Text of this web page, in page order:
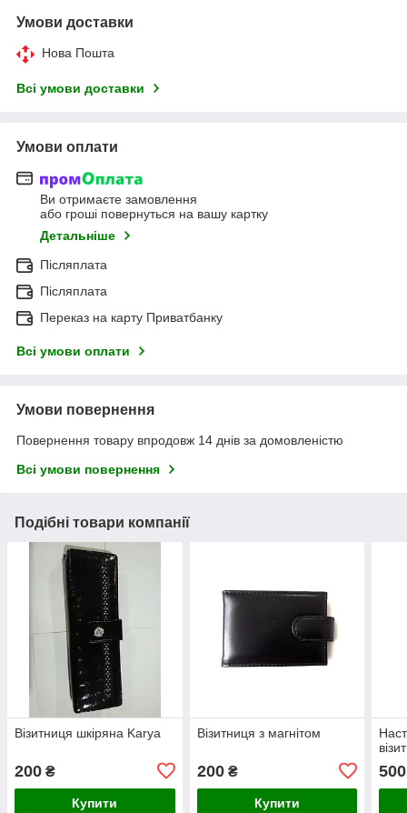
Умови доставки
Нова Пошта
Всі умови доставки
Умови оплати
Ви отримаєте замовлення
або гроші повернуться на вашу картку
Детальніше
Післяплата
Післяплата
Переказ на карту Приватбанку
Всі умови оплати
Умови повернення
Повернення товару впродовж 14 днів за домовленістю
Всі умови повернення
Подібні товари компанії
Візитниця шкіряна Karya
200 ₴
Купити
Візитниця з магнітом
200₴
Купити
500